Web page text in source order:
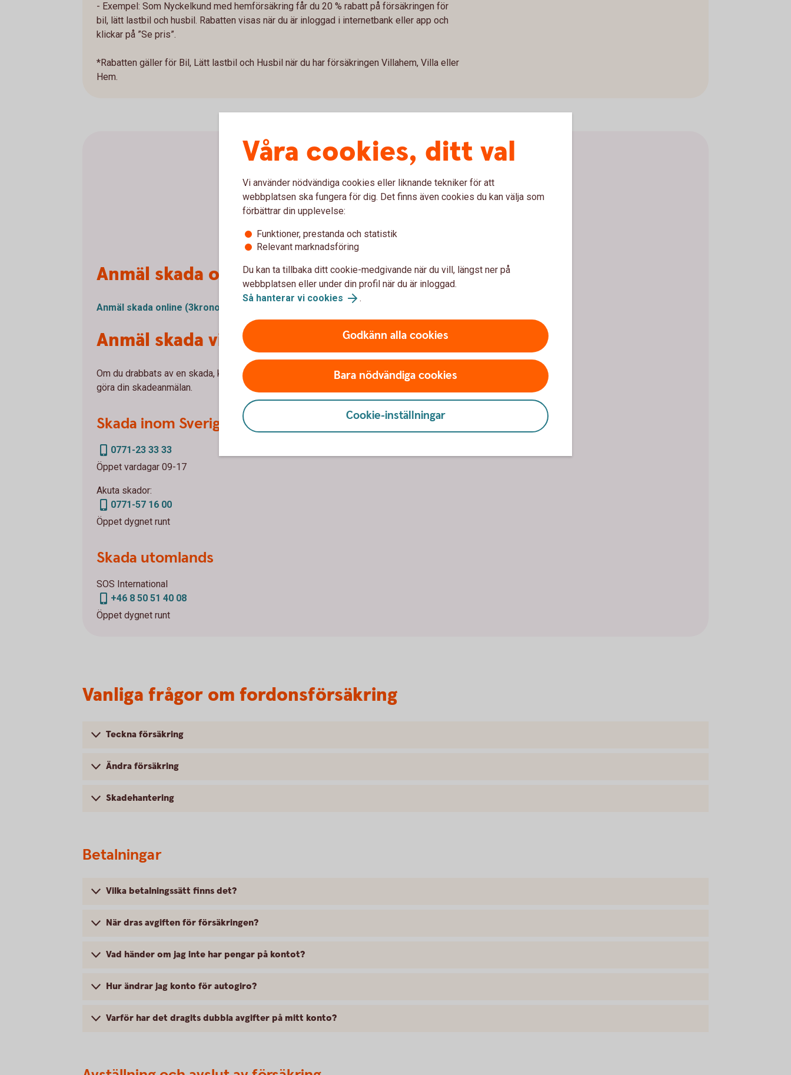
- Exempel: Som Nyckelkund med hemförsäkring får du 20 % rabatt på försäkringen för
bil, lätt lastbil och husbil. Rabatten visas när du är inloggad i internetbank eller app och
klickar på ”Se pris”.
*Rabatten gäller för Bil, Lätt lastbil och Husbil när du har försäkringen Villahem, Villa eller
Hem.
Anmäl skada online
Anmäl skada online (3kronor.se)
Anmäl skada via telefon
Om du drabbats av en skada, kontakta vår samarbetspartner Tre Kronor Försäkring för att
göra din skadeanmälan.
Skada inom Sverige
0771-23 33 33
Öppet vardagar 09-17
Akuta skador:
0771-57 16 00
Öppet dygnet runt
Skada utomlands
SOS International
+46 8 50 51 40 08
Öppet dygnet runt
Anmäl skada
Vanliga frågor om fordonsförsäkring
Teckna försäkring
Ändra försäkring
Skadehantering
Betalningar
Vilka betalningssätt finns det?
När dras avgiften för försäkringen?
Vad händer om jag inte har pengar på kontot?
Hur ändrar jag konto för autogiro?
Varför har det dragits dubbla avgifter på mitt konto?
Våra cookies, ditt val
Vi använder nödvändiga cookies eller liknande tekniker för att
webbplatsen ska fungera för dig. Det finns även cookies du kan välja som
förbättrar din upplevelse:
Funktioner, prestanda och statistik
Relevant marknadsföring
Du kan ta tillbaka ditt cookie-medgivande när du vill, längst ner på
webbplatsen eller under din profil när du är inloggad.
Så hanterar vi cookies
.
Godkänn alla cookies
Bara nödvändiga cookies
Cookie-inställningar